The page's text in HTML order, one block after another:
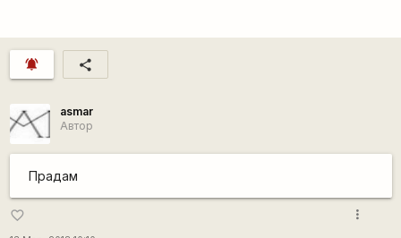
notifications_active share
asmar
Автор
Прадам
favorite_border more_vert